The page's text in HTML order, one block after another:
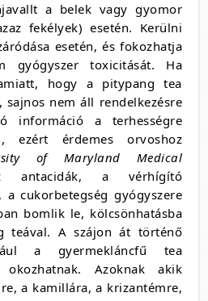
a belek vagy gyomor
fekélyek) esetén. Kerülni
esetén, és fokozhatja
gyógyszer toxicitását. Ha
hogy a pitypang tea
sajnos nem áll rendelkezésre
információ a terhességre
ezért érdemes orvoshoz
of Maryland Medical
a vérhígító
cukorbetegség gyógyszere
bomlik le, kölcsönhatásba
teával. A szájon át történő
a gyermekláncfű tea
okozhatnak. Azoknak akik
a kamillára, a krizantémre,